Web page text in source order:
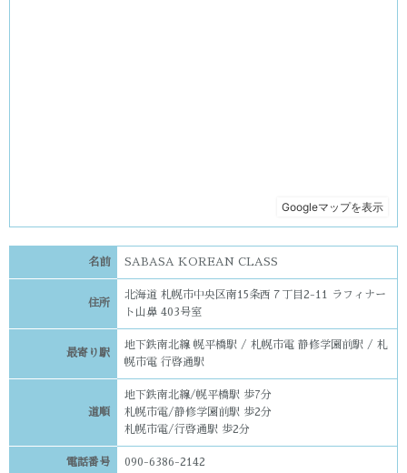
名前 SABASA KOREAN CLASS
住所
北海道 札幌市中央区南15条西７丁目2-11 ラフィナー
ト山鼻 403号室
最寄り駅
地下鉄南北線 幌平橋駅 / 札幌市電 静修学園前駅 / 札
幌市電 行啓通駅
道順
地下鉄南北線/幌平橋駅 歩7分
札幌市電/静修学園前駅 歩2分
札幌市電/行啓通駅 歩2分
電話番号 090-6386-2142